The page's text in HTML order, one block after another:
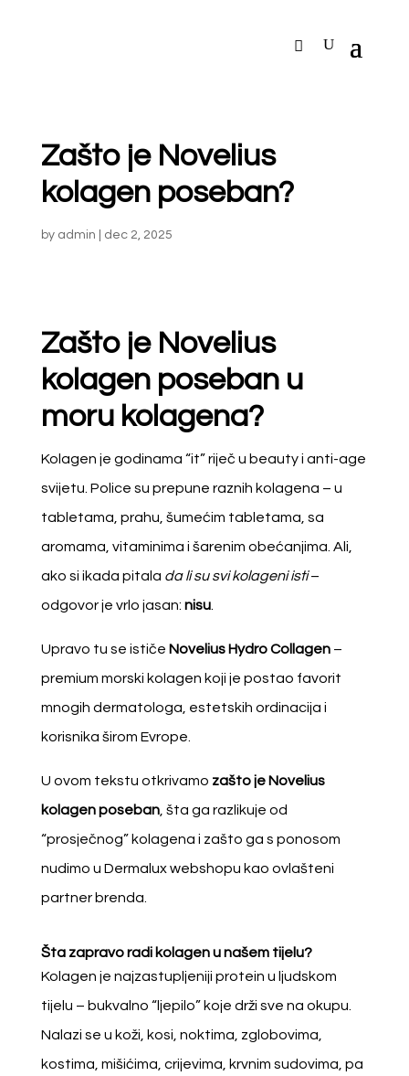
Zašto je Novelius
kolagen poseban?
by admin dec 2, 2025
Zašto je Novelius
kolagen poseban u
moru kolagena?
Kolagen je godinama “it” riječ u beauty i anti-age
svijetu. Police su prepune raznih kolagena – u
tabletama, prahu, šumećim tabletama, sa
aromama, vitaminima i šarenim obećanjima. Ali,
ako si ikada pitala da li su svi kolageni isti–
odgovor je vrlo jasan: nisu.
Upravo tu se ističe Novelius Hydro Collagen–
premium morski kolagen koji je postao favorit
mnogih dermatologa, estetskih ordinacija i
korisnika širom Evrope.
U ovom tekstu otkrivamo zašto je Novelius
kolagen poseban, šta ga razlikuje od
“prosječnog” kolagena i zašto ga s ponosom
nudimo u Dermalux webshopu kao ovlašteni
partner brenda.
Šta zapravo radi kolagen u našem tijelu?
Kolagen je najzastupljeniji protein u ljudskom
tijelu – bukvalno “ljepilo” koje drži sve na okupu.
Nalazi se u koži, kosi, noktima, zglobovima,
kostima, mišićima, crijevima, krvnim sudovima, pa